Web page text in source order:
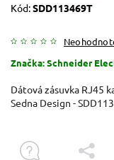
Kód:SDD113469T
Značka:Schneider
Dátová zásuvka RJ45
Sedna Design -